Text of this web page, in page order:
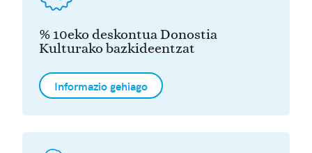
% 10eko deskontua Donostia
Kulturako bazkideentzat
Informazio gehiago